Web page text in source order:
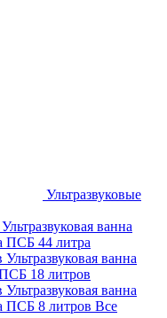
Ультразвуковые
Ультразвуковая ванна
ПСБ 44 литра
Ультразвуковая ванна
ПСБ 18 литров
Ультразвуковая ванна
ПСБ 8 литров Все